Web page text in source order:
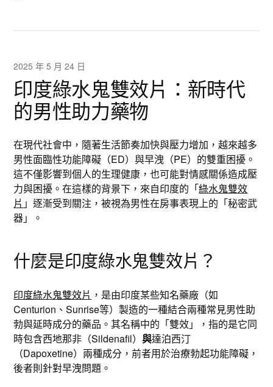
2025 年 5 月 24 日
印度綠水鬼雙效片：新時代
的男性助力藥物
在現代社會中，隨著生活節奏加快與壓力增加，越來越多
男性面臨性功能障礙（ED）與早洩（PE）的雙重困擾。
這不僅影響到個人的生理健康，也可能對情感關係造成壓
力與困擾。在這樣的背景下，來自印度的「綠水鬼雙效
片 」逐漸受到關注，被視為男性在房事表現上的「秘密武
器」。
什麼是印度綠水鬼雙效片？
印度綠水鬼雙效片 ，是由印度某些知名藥廠（如
Centurion、Sunrise等）製造的一種結合兩種常見男性助
勃與延時成分的藥品。其名稱中的「雙效」，指的是它同
時包含西地那非（Sildenafil）與達泊西汀
（Dapoxetine）兩種成分，前者用於治療勃起功能障礙，
後者則針對早洩問題。